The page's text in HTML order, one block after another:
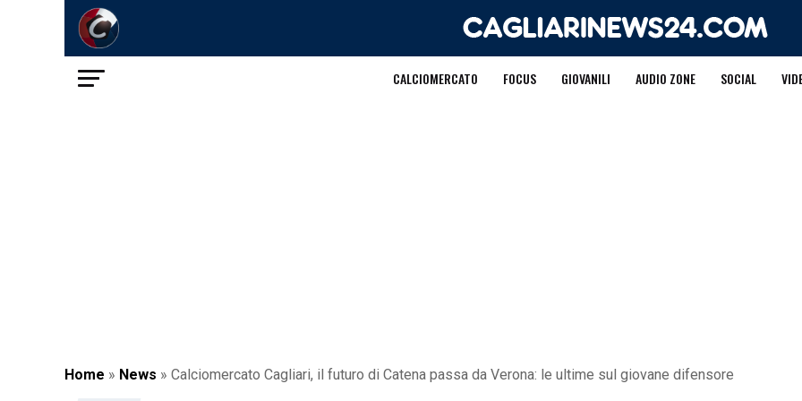
CALCIOMERCATO FOCUS GIOVANILI AUDIO ZONE SOCIAL
Home » News » Calciomercato Cagliari, il futuro di Catena passa da Verona: le ultime sul giovane difensore